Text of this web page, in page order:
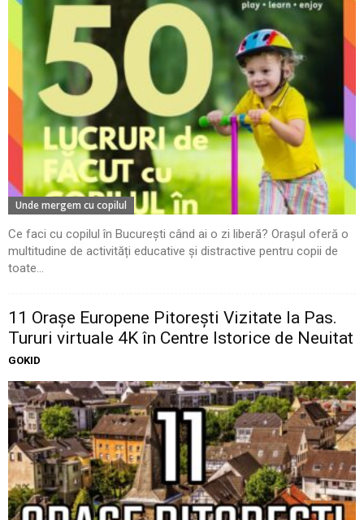
Unde mergem cu copilul
Ce faci cu copilul în București când ai o zi liberă? Orașul oferă o
multitudine de activități educative și distractive pentru copii de
toate...
11 Oraşe Europene Pitoreşti Vizitate la Pas.
Tururi virtuale 4K în Centre Istorice de Neuitat
GOKID